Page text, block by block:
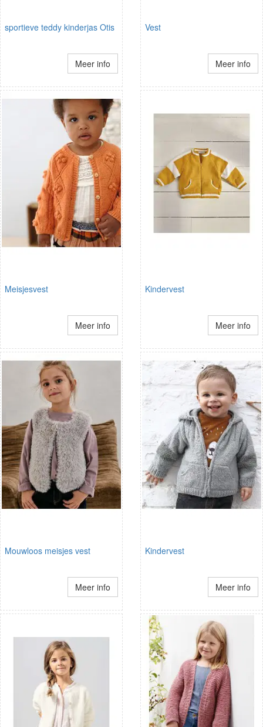
sportieve teddy kinderjas Otis
Meer info
Vest
Meer info
Meisjesvest
Meer info
Kindervest
Meer info
Mouwloos meisjes vest
Meer info
Kindervest
Meer info